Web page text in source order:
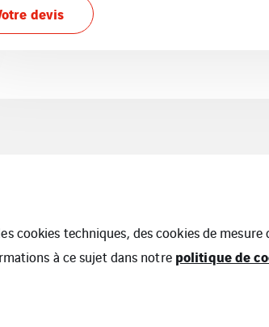
devis
techniques, des cookies de mesure
à ce sujet dans notre politique de